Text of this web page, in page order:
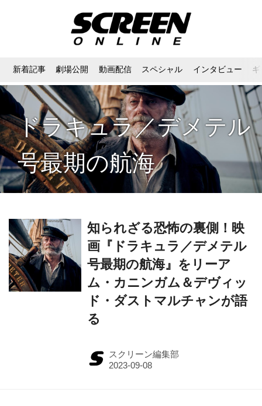
新着記事 劇場公開 動画配信 スペシャル インタビュー
ドラキュラ／デメテル
号最期の航海
知られざる恐怖の裏側！映
画『ドラキュラ／デメテル
号最期の航海』をリーア
ム・カニンガム＆デヴィッ
ド・ダストマルチャンが語
る
スクリーン編集部